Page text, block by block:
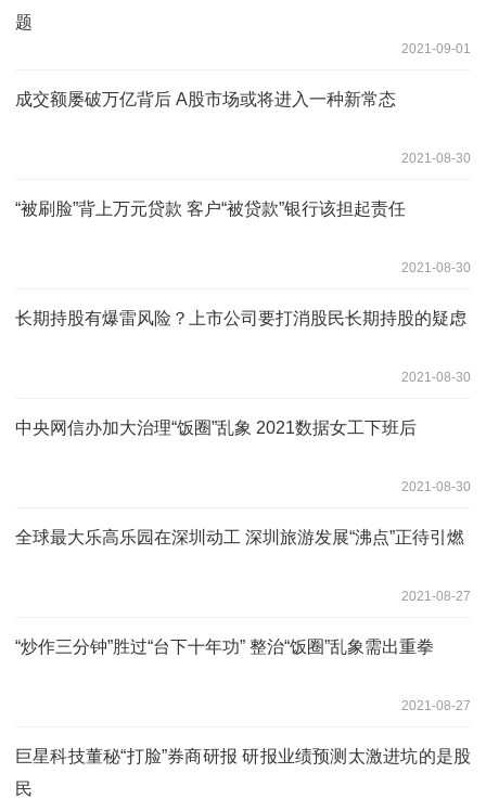
题
2021-09-01
成交额屡破万亿背后 A股市场或将进入一种新常态
2021-08-30
“被刷脸”背上万元贷款 客户“被贷款”银行该担起责任
2021-08-30
长期持股有爆雷风险？上市公司要打消股民长期持股的疑虑
2021-08-30
中央网信办加大治理“饭圈”乱象 2021数据女工下班后
2021-08-30
全球最大乐高乐园在深圳动工 深圳旅游发展“沸点”正待引燃
2021-08-27
“炒作三分钟”胜过“台下十年功” 整治“饭圈”乱象需出重拳
2021-08-27
巨星科技董秘“打脸”券商研报 研报业绩预测太激进坑的是股
民